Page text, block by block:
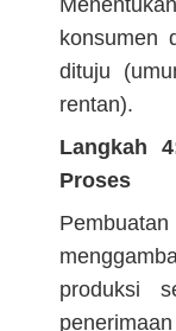
konsumen
dituju
rentan).
Langkah
Proses
produksi